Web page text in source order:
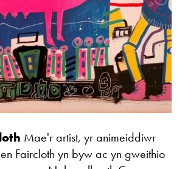
Mae'r artist, yr animeiddiwr
Faircloth yn byw ac yn gweithio